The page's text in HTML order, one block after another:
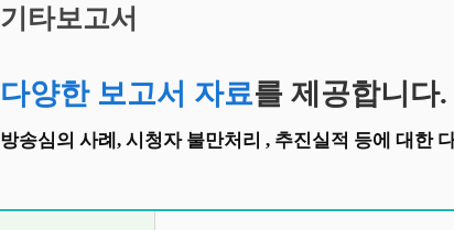
시
작
기타보고서
다양한 보고서 자료를 제공합니다.
방송심의 사례, 시청자 불만처리 , 추진실적 등에 대한